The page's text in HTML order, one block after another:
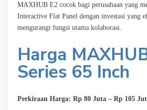
MAXHUB E2 cocok bagi perusahaan yang
Interactive Flat Panel dengan investasi yang
mengurangi fungsi utama kolaborasi.
Harga
Series 65 Inch
Perkiraan Harga: Rp 80 Juta – Rp 105